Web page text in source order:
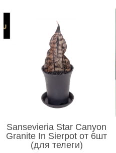
Sansevieria Star Canyon
Granite In Sierpot от 6шт
(для телеги)